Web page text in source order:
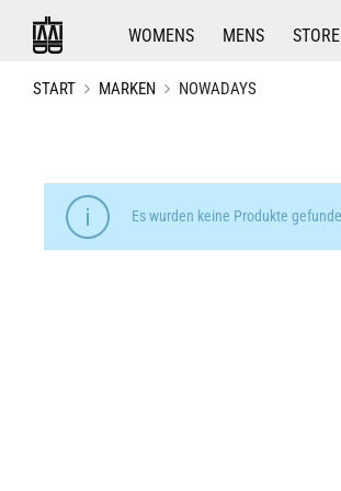
WOMENS MENS STORE
START MARKEN NOWADAYS
Es wurden keine Produkte